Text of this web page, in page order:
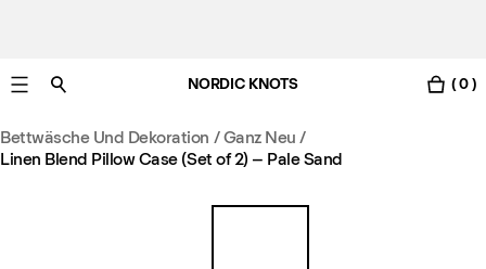
NORDIC KNOTS ( 0 )
Bettwäsche Und Dekoration / Ganz Neu /
Linen Blend Pillow Case (Set of 2) – Pale Sand